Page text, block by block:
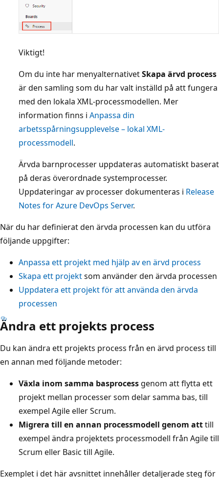
Viktigt!
Om du inte har menyalternativetSkapa ärvd process
är den samling som du har valt inställd på att fungera
med den lokala XML-processmodellen. Mer
information finns i Anpassa din
arbetsspårningsupplevelse – lokal XML-
processmodell.
Ärvda barnprocesser uppdateras automatiskt baserat
på deras överordnade systemprocesser.
Uppdateringar av processer dokumenteras i Release
Notes for Azure DevOps Server.
När du har definierat den ärvda processen kan du utföra
följande uppgifter:
Anpassa ett projekt med hjälp av en ärvd process
Skapa ett projektsom använder den ärvda processen
Uppdatera ett projekt för att använda den ärvda
processen
Ändra ett projekts process
Du kan ändra ett projekts process från en ärvd process till
en annan med följande metoder:
Växla inom samma basprocess genom att flytta ett
projekt mellan processer som delar samma bas, till
exempel Agile eller Scrum.
Migrera till en annan processmodell genom atttill
exempel ändra projektets processmodell från Agile till
Scrum eller Basic till Agile.
Exemplet i det här avsnittet innehåller detaljerade steg för